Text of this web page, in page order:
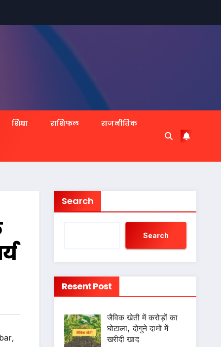
शिक्षा राशिफल राजनीतिक
,
Search
Search
Resent Post
जैविक खेती में करोड़ों का
घोटाला, दोगुने दामों में
खरीदी खाद